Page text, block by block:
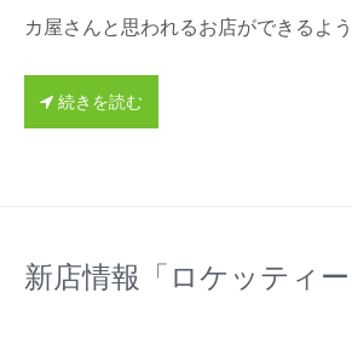
カ屋さんと思われるお店ができるよう
続きを読む
新店情報「ロケッティー